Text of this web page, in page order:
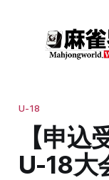
U-18
【申込
U-18大